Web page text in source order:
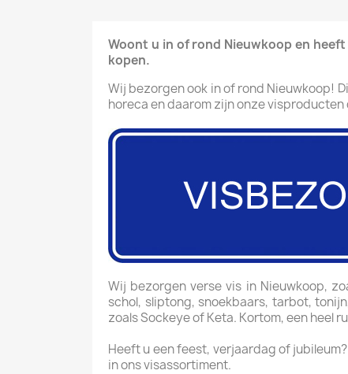
Woont u in of rond Nieuwkoop en
kopen.
Wij bezorgen ook in of rond Nieuwkoop!
horeca en daarom zijn onze
Wij bezorgen verse vis in Nieuwkoop,
schol, sliptong, snoekbaars, tarbot,
zoals Sockeye of Keta. Kortom, een heel
Heeft u een feest, verjaardag of
in ons visassortiment.